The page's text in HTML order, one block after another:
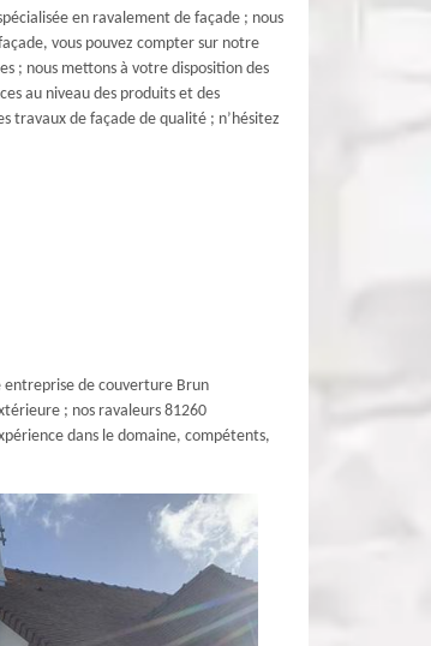
en ravalement de façade ; nous
vous pouvez compter sur notre
; nous mettons à votre disposition des
au niveau des produits et des
travaux de façade de qualité ; n’hésitez
de couverture Brun
; nos ravaleurs 81260
dans le domaine, compétents,